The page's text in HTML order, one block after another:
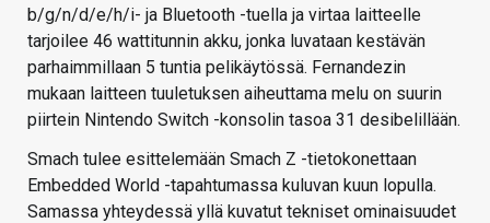
b/g/n/d/e/h/i- ja Bluetooth -tuella ja virtaa laitteelle
tarjoilee 46 wattitunnin akku, jonka luvataan kestävän
parhaimmillaan 5 tuntia pelikäytössä. Fernandezin
mukaan laitteen tuuletuksen aiheuttama melu on suurin
piirtein Nintendo Switch -konsolin tasoa 31 desibelillään.
Smach tulee esittelemään Smach Z -tietokonettaan
Embedded World -tapahtumassa kuluvan kuun lopulla.
Samassa yhteydessä yllä kuvatut tekniset ominaisuudet